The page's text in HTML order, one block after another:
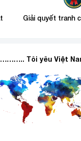
Giải quyết tranh
Tôi yêu Việt